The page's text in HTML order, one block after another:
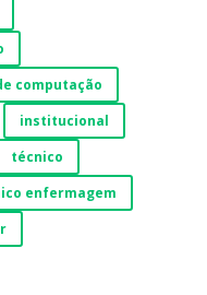
computação
institucional
técnico
enfermagem